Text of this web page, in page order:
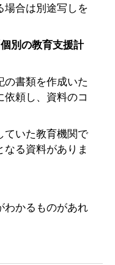
場合は別途写しを
別の教育支援計
書類を作成いた
頼し、資料のコ
ていた教育機関で
る資料がありま
わかるものがあれ